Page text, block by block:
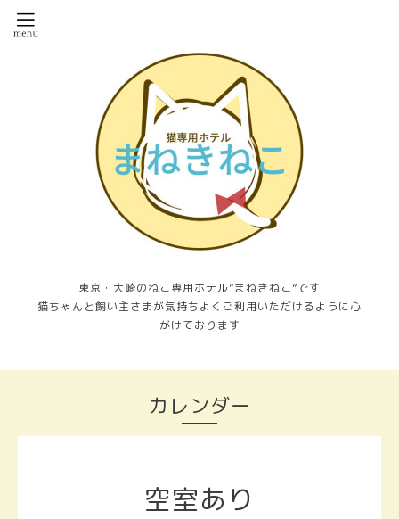
東京・大崎のねこ専用ホテル”まねきねこ”です
猫ちゃんと飼い主さまが気持ちよくご利用いただけるように心
がけております
カレンダー
空室あり